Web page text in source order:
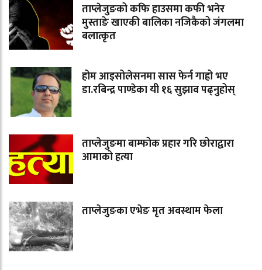
ताप्लेजुङको कफि हाउसमा कफी भनेर
मुस्ताङे खाएकी बालिका नजिकैको जंगलमा
बलात्कृत
होम आइसोलेसनमा सास फेर्न गाह्रो भए
डा.रबिन्द्र पाण्डेका यी १६ सुझाव पढ्नुहोस्
ताप्लेजुङमा बाम्फोक प्रहार गरि छोराद्वारा
आमाको हत्या
ताप्लेजुङका एभेङ मृत अवस्थाम फेला